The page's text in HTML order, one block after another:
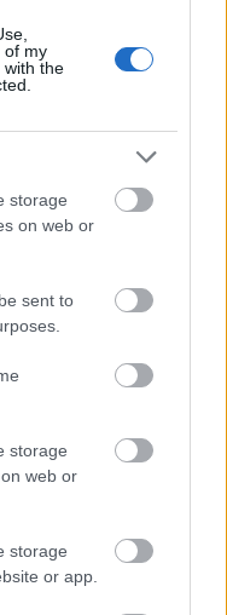
of my
with the
storage
on web or
sent to
storage
web or
storage
or app.
Voucher
παίρνουν
έως 210